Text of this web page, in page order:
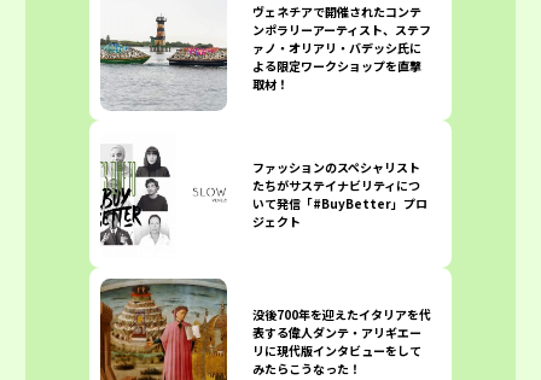
ヴェネチアで開催されたコンテ
ンポラリーアーティスト、ステフ
ァノ・オリアリ・バデッシ氏に
よる限定ワークショップを直撃
取材！
ファッションのスペシャリスト
たちがサステイナビリティにつ
いて発信「#BuyBetter」プロ
ジェクト
没後700年を迎えたイタリアを代
表する偉人ダンテ・アリギエー
リに現代版インタビューをして
みたらこうなった！